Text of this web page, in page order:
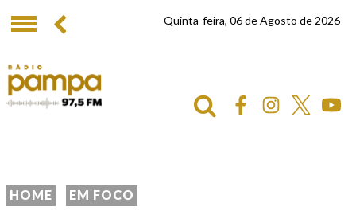
Quinta-feira, 06 de Agosto de 2026
HOME EM FOCO